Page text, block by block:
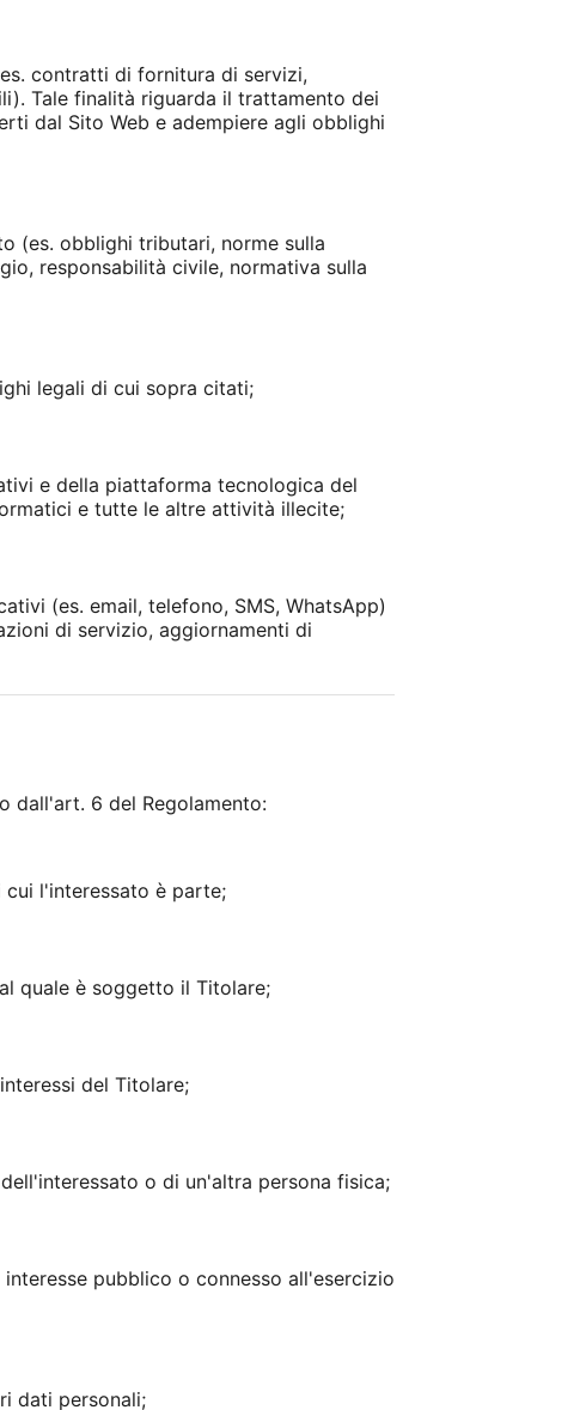
contratti di fornitura di servizi,
Tale finalità riguarda il trattamento dei
dal Sito Web e adempiere agli obblighi
(es. obblighi tributari, norme sulla
responsabilità civile, normativa sulla
legali di cui sopra citati;
e della piattaforma tecnologica del
e tutte le altre attività illecite;
(es. email, telefono, SMS, WhatsApp)
di servizio, aggiornamenti di
dall'art. 6 del Regolamento:
l'interessato è parte;
quale è soggetto il Titolare;
del Titolare;
o di un'altra persona fisica;
pubblico o connesso all'esercizio
dati personali;